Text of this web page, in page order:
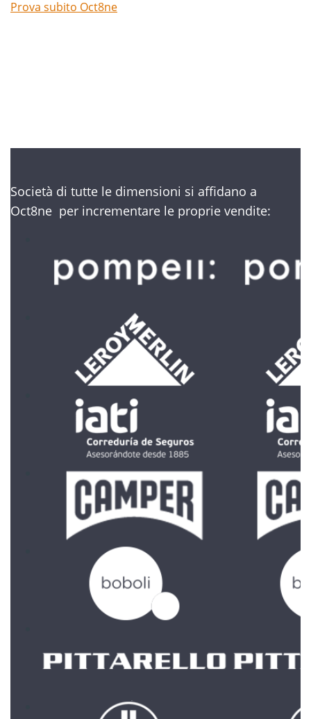
Prova subito Oct8ne
Società di tutte le dimensioni si affidano a
Oct8ne per incrementare le proprie vendite: